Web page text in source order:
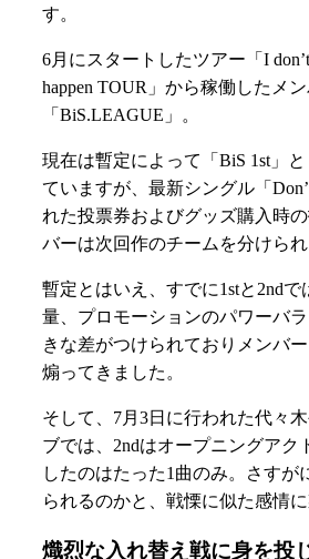
す。
6月にスタートしたツアー「I
happen TOUR」から稼働したメ
「BiS.LEAGUE」。
現在は暫定によって「BiS 1st」
ていますが、最新シングル「
れた投票券およびグッズ購入時
バーは次回作のチームを分けられ
暫定とはいえ、すでに1stと2nd
量、プロモーションのパワーバ
きな差がつけられておりメンバ
煽ってきました。
そして、7月3日に行われた代々
ブでは、2ndはオープニングアク
したのはたった1曲のみ。さすが
られるのかと、戦慄に似た感情
熾烈な入れ替え戦に身を投